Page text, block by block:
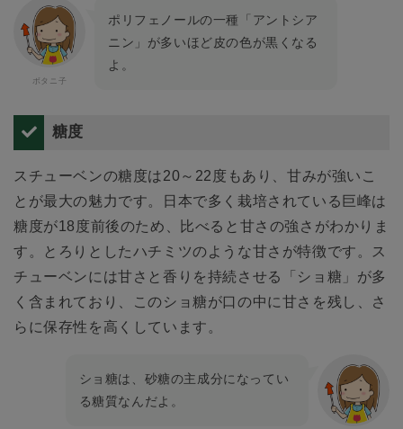
ポリフェノールの一種「アントシア
ニン」が多いほど皮の色が黒くなる
よ。
糖度
スチューベンの糖度は20～22度もあり、甘みが強いこ
とが最大の魅力です。日本で多く栽培されている巨峰は
糖度が18度前後のため、比べると甘さの強さがわかりま
す。とろりとしたハチミツのような甘さが特徴です。ス
チューベンには甘さと香りを持続させる「ショ糖」が多
く含まれており、このショ糖が口の中に甘さを残し、さ
らに保存性を高くしています。
ショ糖は、砂糖の主成分になってい
る糖質なんだよ。